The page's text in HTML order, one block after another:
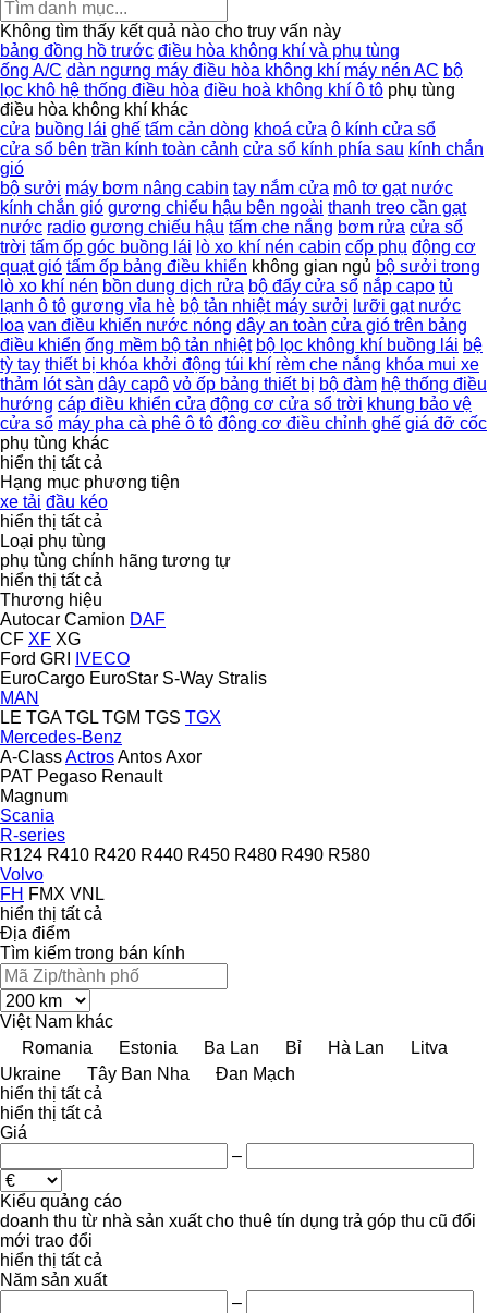
Không tìm thấy kết quả nào cho truy vấn này
bảng đồng hồ trước điều hòa không khí và phụ tùng
ống A/C dàn ngưng máy điều hòa không khí máy nén AC bộ
lọc khô hệ thống điều hòa điều hoà không khí ô tô phụ tùng
điều hòa không khí khác
cửa buồng lái ghế tấm cản dòng khoá cửa ô kính cửa sổ
cửa sổ bên trần kính toàn cảnh cửa sổ kính phía sau kính chắn
gió
bộ sưởi máy bơm nâng cabin tay nắm cửa mô tơ gạt nước
kính chắn gió gương chiếu hậu bên ngoài thanh treo cần gạt
nước radio gương chiếu hậu tấm che nắng bơm rửa cửa sổ
trời tấm ốp góc buồng lái lò xo khí nén cabin cốp phụ động cơ
quạt gió tấm ốp bảng điều khiển không gian ngủ bộ sưởi trong
lò xo khí nén bồn dung dịch rửa bộ đẩy cửa sổ nắp capo tủ
lạnh ô tô gương vỉa hè bộ tản nhiệt máy sưởi lưỡi gạt nước
loa van điều khiển nước nóng dây an toàn cửa gió trên bảng
điều khiển ống mềm bộ tản nhiệt bộ lọc không khí buồng lái bệ
tỳ tay thiết bị khóa khởi động túi khí rèm che nắng khóa mui xe
thảm lót sàn dây capô vỏ ốp bảng thiết bị bộ đàm hệ thống điều
hướng cáp điều khiển cửa động cơ cửa sổ trời khung bảo vệ
cửa sổ máy pha cà phê ô tô động cơ điều chỉnh ghế giá đỡ cốc
phụ tùng khác
hiển thị tất cả
Hạng mục phương tiện
xe tải đầu kéo
hiển thị tất cả
Loại phụ tùng
phụ tùng chính hãng tương tự
hiển thị tất cả
Thương hiệu
Autocar Camion DAF
CF XF XG
Ford GRI
IVECO
EuroCargo EuroStar S-Way Stralis
MAN
LE TGA TGL TGM TGS TGX
Mercedes-Benz
A-ClassActrosAntosAxor
PAT Pegaso Renault
Magnum
Scania
R-series
R124 R410 R420 R440 R450 R480 R490 R580
Volvo
FH FMX VNL
hiển thị tất cả
Địa điểm
Tìm kiếm trong bán kính
Việt Nam khác
Romania
Estonia Ba Lan Bỉ Hà Lan
Litva
Ukraine
Tây Ban Nha
Đan Mạch
hiển thị tất cả
hiển thị tất cả
Giá
–
Kiểu quảng cáo
doanh thu từ nhà sản xuất cho thuê tín dụng trả góp thu cũ đổi
mới trao đổi
hiển thị tất cả
Năm sản xuất
–